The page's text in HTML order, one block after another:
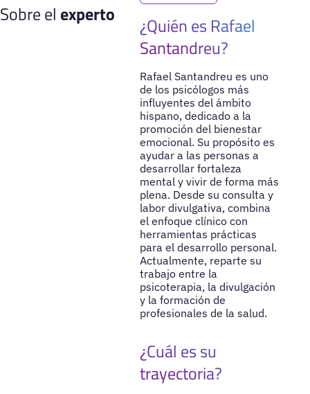
Sobre el experto
¿Quién es Rafael
Santandreu?
Rafael Santandreu es uno
de los psicólogos más
influyentes del ámbito
hispano, dedicado a la
promoción del bienestar
emocional. Su propósito es
ayudar a las personas a
desarrollar fortaleza
mental y vivir de forma más
plena. Desde su consulta y
labor divulgativa, combina
el enfoque clínico con
herramientas prácticas
para el desarrollo personal.
Actualmente, reparte su
trabajo entre la
psicoterapia, la divulgación
y la formación de
profesionales de la salud.
¿Cuál es su
trayectoria?